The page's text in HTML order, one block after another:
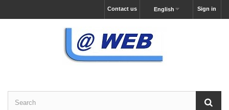
Sign in
English
Contact us